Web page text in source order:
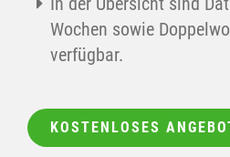
Wochen sowie
verfügbar.
KOSTENLOSES